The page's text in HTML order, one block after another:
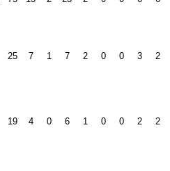
25 7 1 7 2 0 0 3 2
19 4 0 6 1 0 0 2 2